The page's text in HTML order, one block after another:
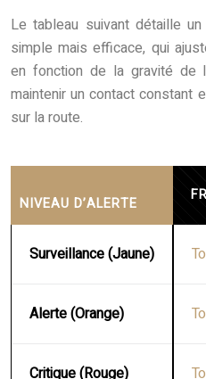
Le tableau suivant détaille
simple mais efficace, qui
en fonction de la gravité de
maintenir un contact constant
sur la route.
NIVEAU D’ALERTE
Surveillance (Jaune)
Alerte (Orange)
Critique (Rouge)